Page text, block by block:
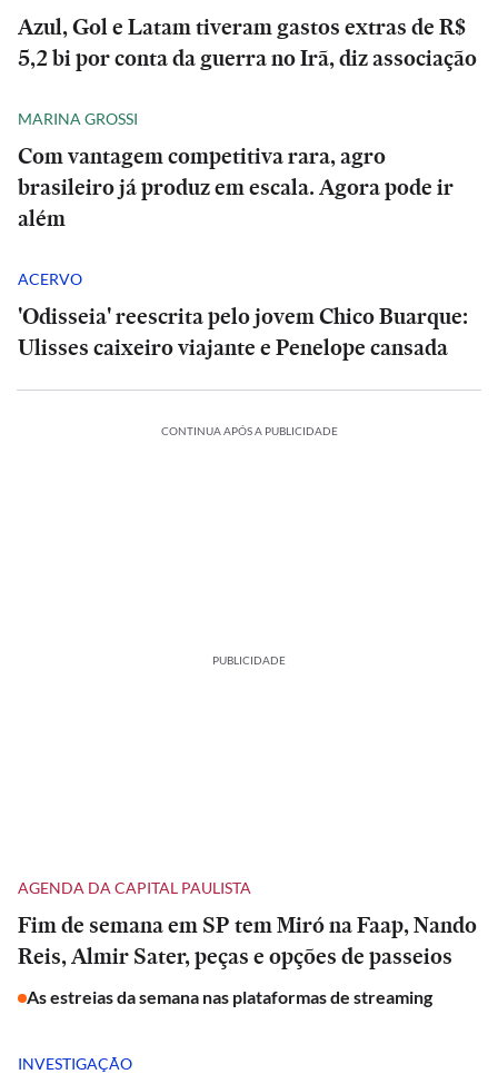
Azul, Gol e Latam tiveram gastos extras de R$
5,2 bi por conta da guerra no Irã, diz associação
MARINA GROSSI
Com vantagem competitiva rara, agro
brasileiro já produz em escala. Agora pode ir
além
ACERVO
'Odisseia' reescrita pelo jovem Chico Buarque:
Ulisses caixeiro viajante e Penelope cansada
CONTINUA APÓS A PUBLICIDADE
PUBLICIDADE
AGENDA DA CAPITAL PAULISTA
Fim de semana em SP tem Miró na Faap, Nando
Reis, Almir Sater, peças e opções de passeios
As estreias da semana nas plataformas de streaming
INVESTIGAÇÃO